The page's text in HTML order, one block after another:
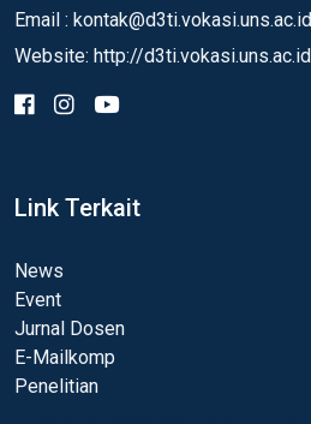
Email : kontak@d3ti.vokasi.uns.ac.id
Website: http://d3ti.vokasi.uns.ac.id
Link Terkait
News
Event
Jurnal Dosen
E-Mailkomp
Penelitian